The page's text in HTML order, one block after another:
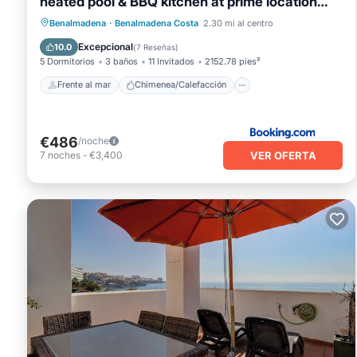
near Puerto Marina & Beach
Benalmadena · Benalmadena Costa 2.30 mi al centro
10.0 Excepcional(7 Reseñas)
5 Dormitorios 3 baños 11 Invitados 2152.78 pies²
Frente al mar Chimenea/Calefacción
Frente al mar
Chimenea/Calefacción
Piscina
Vista al mar
€486/noche
7 noches - €3,400 VER OFERTA